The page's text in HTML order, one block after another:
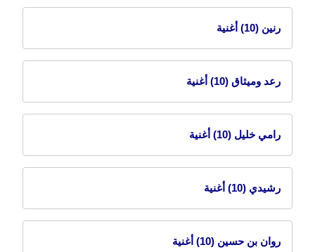
رنين (10) أغنية
رعد وميثاق (10) أغنية
رامي خليل (10) أغنية
رشيدي (10) أغنية
روان بن حسين (10) أغنية